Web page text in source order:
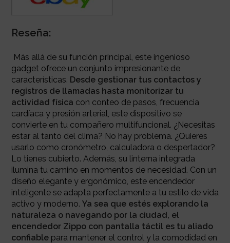
Reseña:
Más allá de su función principal, este ingenioso
gadget ofrece un conjunto impresionante de
características. Desde gestionar tus contactos y
registros de llamadas hasta monitorizar tu
actividad física con conteo de pasos, frecuencia
cardíaca y presión arterial, este dispositivo se
convierte en tu compañero multifuncional. ¿Necesitas
estar al tanto del clima? No hay problema. ¿Quieres
usarlo como cronómetro, calculadora o despertador?
Lo tienes cubierto. Además, su linterna integrada
ilumina tu camino en momentos de necesidad. Con un
diseño elegante y ergonómico, este encendedor
inteligente se adapta perfectamente a tu estilo de vida
activo y moderno. Ya sea que estés explorando la
naturaleza o navegando por la ciudad, el
encendedor Zippo con pantalla táctil es tu aliado
confiablepara mantener el control y la comodidad en